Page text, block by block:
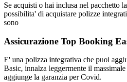
Se acquisti o hai inclusa nel pacchetto
possibilita' di acquistare polizze
sono
Assicurazione Top Booking
E' una polizza integrativa che puoi
Basic, innalza leggermente il
aggiunge la garanzia per Covid.